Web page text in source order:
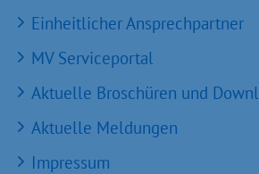
Einheitlicher Ansprechpartner
MV Serviceportal
Aktuelle Broschüren und
Aktuelle Meldungen
Impressum